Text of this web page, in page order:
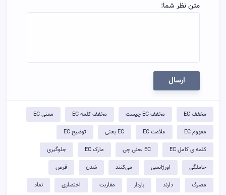
متن نظر شما:
ارسال
مخفف EC مخفف EC چیست مخفف کلمه EC معنی EC
مفهوم EC علامت EC EC یعنی توضيح EC
کلمه ی کامل EC EC یعنی چی مارک EC جلوگیری
حاملگی اورژانسی می‌کنند شدن قرص
مصرف دارند باردار مقاربت اختصاری نماد